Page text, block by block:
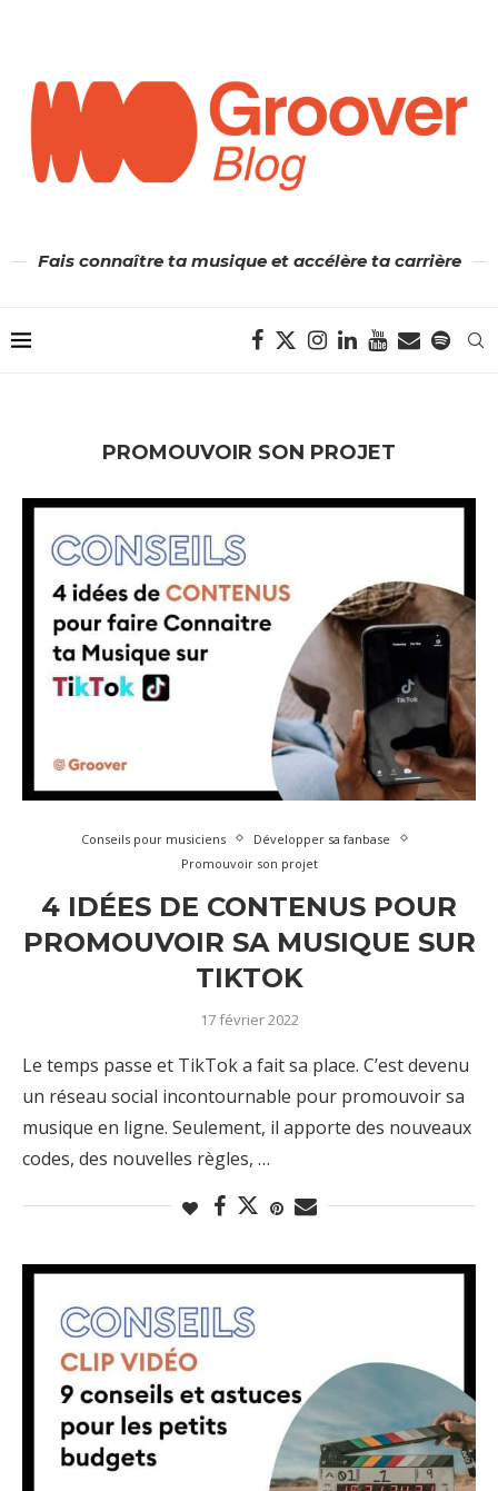
Fais connaître ta musique et accélère ta carrière
PROMOUVOIR SON PROJET
Conseils pour musiciens
Développer sa fanbase
Promouvoir son projet
4 IDÉES DE CONTENUS POUR
PROMOUVOIR SA MUSIQUE SUR
TIKTOK
17 février 2022
Le temps passe et TikTok a fait sa place. C’est devenu
un réseau social incontournable pour promouvoir sa
musique en ligne. Seulement, il apporte des nouveaux
codes, des nouvelles règles, …